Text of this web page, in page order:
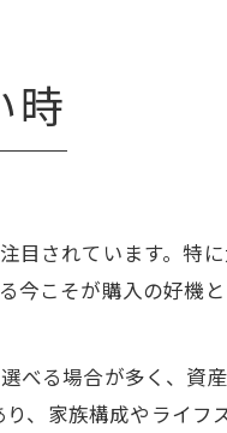
時
されています。特
こそが購入の好機
る場合が多く、資
、家族構成やライ